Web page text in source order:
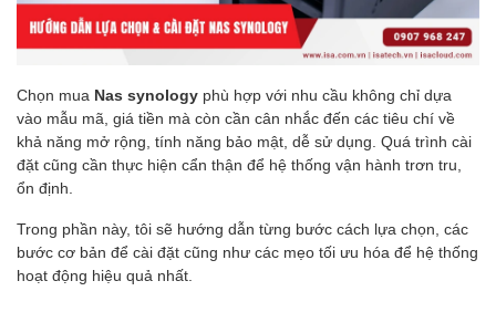
Chọn mua Nas synology phù hợp với nhu cầu không chỉ dựa
vào mẫu mã, giá tiền mà còn cần cân nhắc đến các tiêu chí về
khả năng mở rộng, tính năng bảo mật, dễ sử dụng. Quá trình cài
đặt cũng cần thực hiện cẩn thận để hệ thống vận hành trơn tru,
ổn định.
Trong phần này, tôi sẽ hướng dẫn từng bước cách lựa chọn, các
bước cơ bản để cài đặt cũng như các mẹo tối ưu hóa để hệ thống
hoạt động hiệu quả nhất.